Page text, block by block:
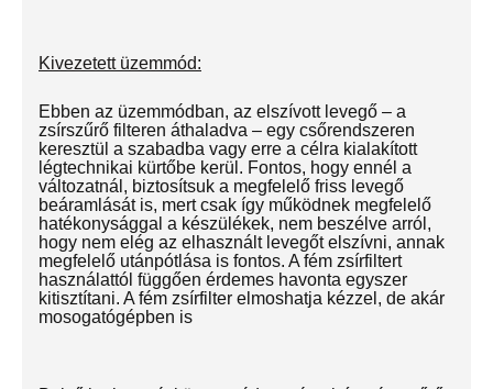
Kivezetett üzemmód:
Ebben az üzemmódban, az elszívott levegő – a
zsírszűrő filteren áthaladva – egy csőrendszeren
keresztül a szabadba vagy erre a célra kialakított
légtechnikai kürtőbe kerül. Fontos, hogy ennél a
változatnál, biztosítsuk a megfelelő friss levegő
beáramlását is, mert csak így működnek megfelelő
hatékonysággal a készülékek, nem beszélve arról,
hogy nem elég az elhasznált levegőt elszívni, annak
megfelelő utánpótlása is fontos. A fém zsírfiltert
használattól függően érdemes havonta egyszer
kitisztítani. A fém zsírfilter elmoshatja kézzel, de akár
mosogatógépben is